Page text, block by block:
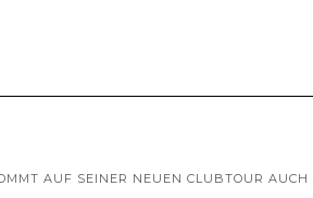
AUF SEINER NEUEN CLUBTOUR